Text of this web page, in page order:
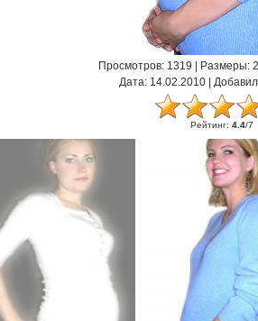
Просмотров: 1319 | Размеры:
Дата: 14.02.2010 | Добавил
Рейтинг: 4.4/7